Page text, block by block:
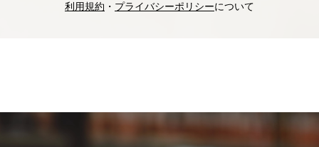
利用規約 ・ プライバシーポリシーについて